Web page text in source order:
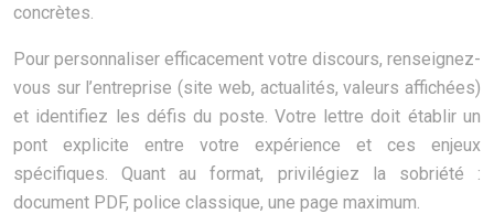
concrètes.
Pour personnaliser efficacement votre discours, renseignez-
vous sur l’entreprise (site web, actualités, valeurs affichées)
et identifiez les défis du poste. Votre lettre doit établir un
pont explicite entre votre expérience et ces enjeux
spécifiques. Quant au format, privilégiez la sobriété :
document PDF, police classique, une page maximum.